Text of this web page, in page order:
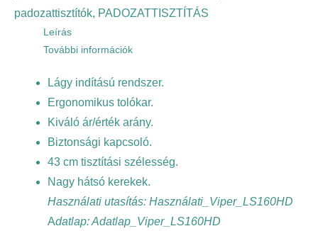
padozattisztítók, PADOZATTISZTÍTÁS
Leírás
További információk
Lágy indítású rendszer.
Ergonomikus tolókar.
Kiváló ár/érték arány.
Biztonsági kapcsoló.
43 cm tisztítási szélesség.
Nagy hátsó kerekek.
Használati utasítás: Használati_Viper_LS160HD
Adatlap:Adatlap_Viper_LS160HD